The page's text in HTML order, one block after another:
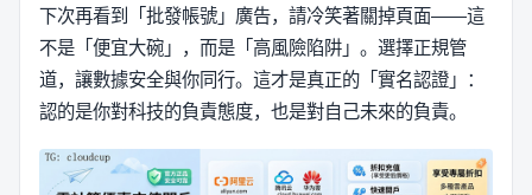
下次再看到「批發帳號」廣告，請冷笑著關掉頁面——這
不是「便宜大碗」，而是「高風險陷阱」。選擇正規管
道，讓數據安全與你同行。這才是真正的「實名認證」：
認的是你對科技的負責態度，也是對自己未來的負責。